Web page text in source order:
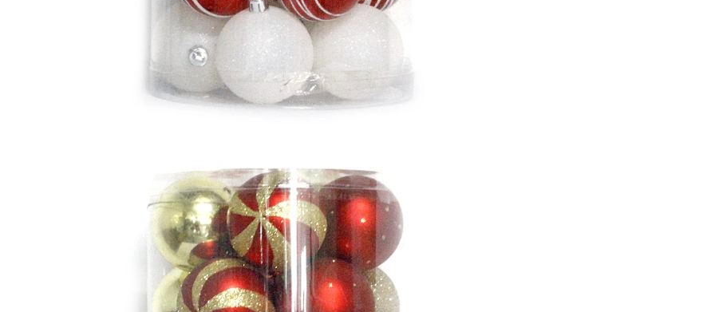
Jak ozdobić sztuczne dynie na Halloween: kompletny przewodnik po stylach sztucznych, piankowych i ceramicznych
2026-05-22 15:37:50